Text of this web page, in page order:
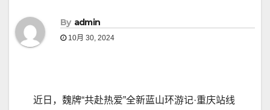
By admin
10月 30, 2024
近日，魏牌“共赴热爱”全新蓝山环游记·重庆站线